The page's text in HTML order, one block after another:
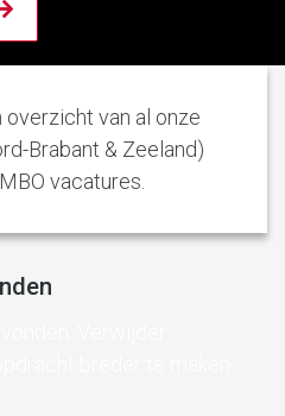
van al onze
Brabant & Zeeland)
vacatures.